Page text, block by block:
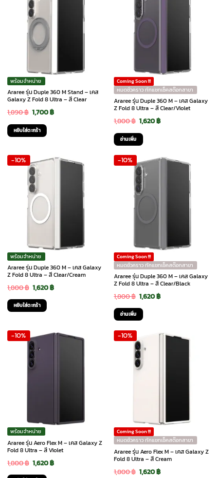
พร้อมจำหน่าย
Araree รุ่น Duple 360 M Stand – เคส
Galaxy Z Fold 8 Ultra – สี Clear
1,890฿ Original
price
was:
1,700฿Current
หยิบใส่ตะกร้า
Coming Soon !!!
หมดชั่วคราว ทักแชทเช็คสต๊อกสาขา
Araree รุ่น Duple 360 M – เคส Galaxy
Z Fold 8 Ultra – สี Clear/Violet
1,800฿ Original
price
was:
1,800 ฿.
1,620฿Current
1,620 ฿.
อ่านเพิ่ม
-10%
พร้อมจำหน่าย
Araree รุ่น Duple 360 M – เคส Galaxy
Z Fold 8 Ultra – สี Clear/Cream
1,800฿ Original
price
was:
1,620฿Current
หยิบใส่ตะกร้า
-10%
Coming Soon !!!
หมดชั่วคราว ทักแชทเช็คสต๊อกสาขา
Araree รุ่น Duple 360 M – เคส Galaxy
Z Fold 8 Ultra – สี Clear/Black
1,800฿ Original
price
was:
1,800 ฿.
1,620฿Current
1,620 ฿.
อ่านเพิ่ม
-10%
พร้อมจำหน่าย
Araree รุ่น Aero Flex M – เคส Galaxy Z
Fold 8 Ultra – สี Violet
1,800฿ Original
1,620฿Current
-10%
Coming Soon !!!
หมดชั่วคราว ทักแชทเช็คสต๊อกสาขา
Araree รุ่น Aero Flex M – เคส Galaxy Z
Fold 8 Ultra – สี Cream
1,800฿ Original
1,620฿Current